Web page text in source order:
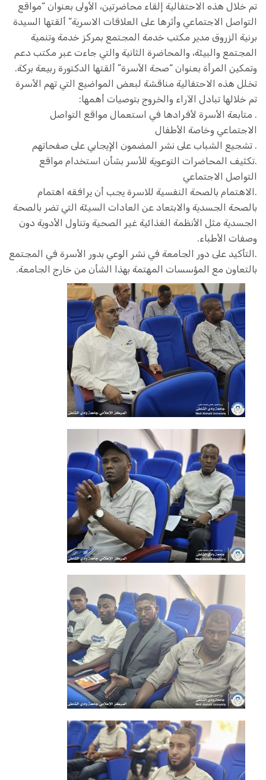
تم خلال هذه الاحتفالية إلقاء محاضرتين، الأولى بعنوان “مواقع
التواصل الاجتماعي وأثرها على العلاقات الاسرية” ألقتها السيدة
برنية الزروق مدير مكتب خدمة المجتمع بمركز خدمة وتنمية
المجتمع والبيئة، والمحاضرة الثانية والتي جاءت عبر مكتب دعم
وتمكين المرأة بعنوان “صحة الأسرة” ألقتها الدكتورة ربيعة بركة.
تخلل هذه الاحتفالية مناقشة لبعض المواضيع التي تهم الأسرة
تم خلالها تبادل الآراء والخروج بتوصيات أهمها:
. متابعة الأسرة لأفرادها في استعمال مواقع التواصل
الاجتماعي وخاصة الأطفال
. تشجيع الشباب على نشر المضمون الإيجابي على صفحاتهم
.تكثيف المحاضرات التوعوية للأسر بشأن استخدام مواقع
التواصل الاجتماعي
.الاهتمام بالصحة النفسية للاسرة يجب أن يرافقه اهتمام
بالصحة الجسدية والابتعاد عن العادات السيئة التي تضر بالصحة
الجسدية مثل الأنظمة الغذائية غير الصحية وتناول الأدوية دون
وصفات الأطباء.
.التأكيد على دور الجامعة في نشر الوعي بدور الأسرة في المجتمع
بالتعاون مع المؤسسات المهتمة بهذا الشأن من خارج الجامعة.